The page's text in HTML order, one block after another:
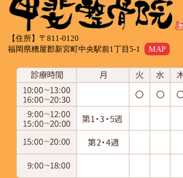
【住所】〒811-0120
福岡県糟屋郡新宮町中央駅前1丁目5-1
MAP